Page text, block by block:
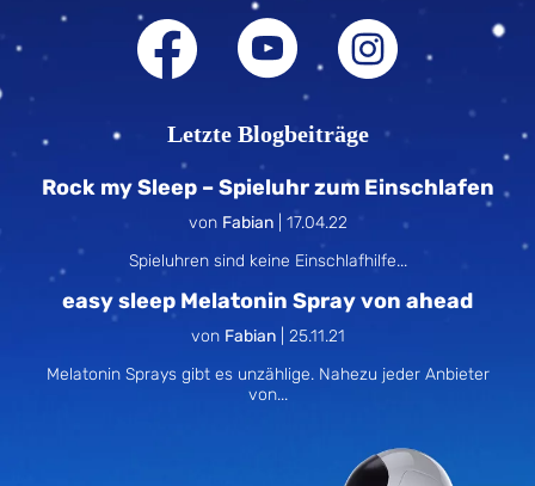
Letzte Blogbeiträge
Rock my Sleep – Spieluhr zum Einschlafen
von Fabian| 17.04.22
Spieluhren sind keine Einschlafhilfe...
easy sleep Melatonin Spray von ahead
von Fabian| 25.11.21
Melatonin Sprays gibt es unzählige. Nahezu jeder Anbieter
von...